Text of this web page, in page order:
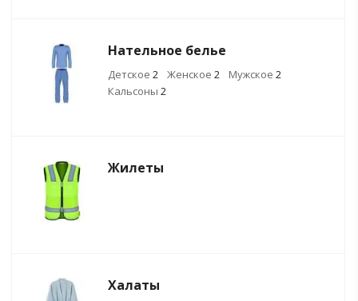
Нательное белье
Детское 2 Женское 2 Мужское 2
Кальсоны 2
Жилеты
Халаты